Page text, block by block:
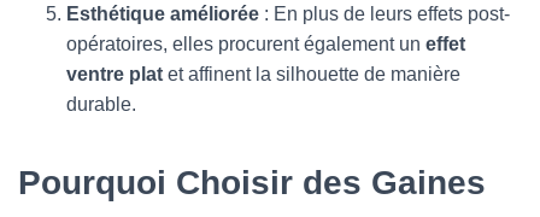
Esthétique améliorée : En plus de leurs effets post-
opératoires, elles procurent également un effet
ventre plat et affinent la silhouette de manière
durable.
Pourquoi Choisir des Gaines